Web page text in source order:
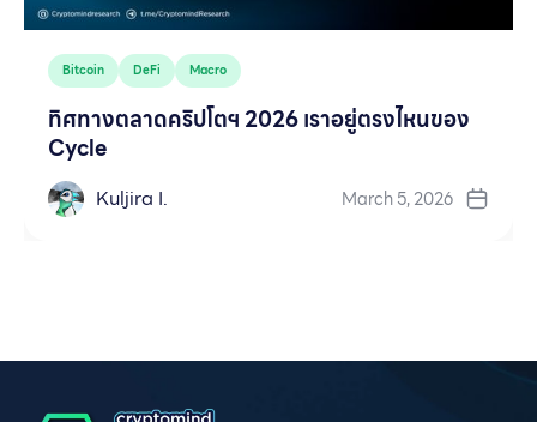
Bitcoin DeFi Macro
ทิศทางตลาดคริปโตฯ 2026 เราอยู่ตรงไหนของ
Cycle
Kuljira I. March 5, 2026